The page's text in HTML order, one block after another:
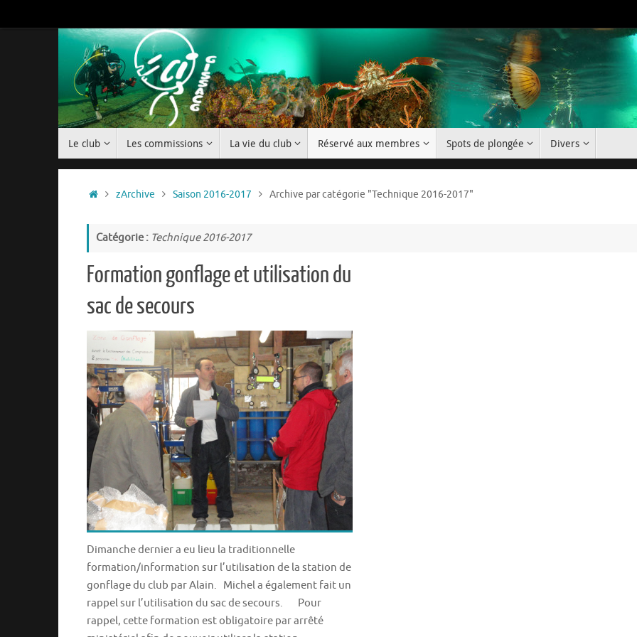
au
Le club Les commissions La vie du club Réservé aux membres Spots de plongée Divers
Accueil
zArchive Saison 2016-2017 Archive par catégorie "Technique 2016-2017"
Catégorie : Technique 2016-2017
Formation gonflage et utilisation du
sac de secours
Dimanche dernier a eu lieu la traditionnelle
formation/information sur l’utilisation de la station de
gonflage du club par Alain. Michel a également fait un
rappel sur l’utilisation du sac de secours. Pour
rappel, cette formation est obligatoire par arrêté